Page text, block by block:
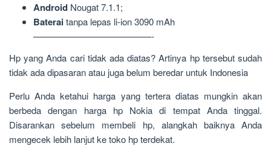
Android Nougat 7.1.1;
Bateraitanpa lepas li-ion 3090 mAh
—————————————-
Hp yang Anda cari tidak ada diatas? Artinya hp tersebut sudah
tidak ada dipasaran atau juga belum beredar untuk Indonesia
Perlu Anda ketahui harga yang tertera diatas mungkin akan
berbeda dengan harga hp Nokia di tempat Anda tinggal.
Disarankan sebelum membeli hp, alangkah baiknya Anda
mengecek lebih lanjut ke toko hp terdekat.